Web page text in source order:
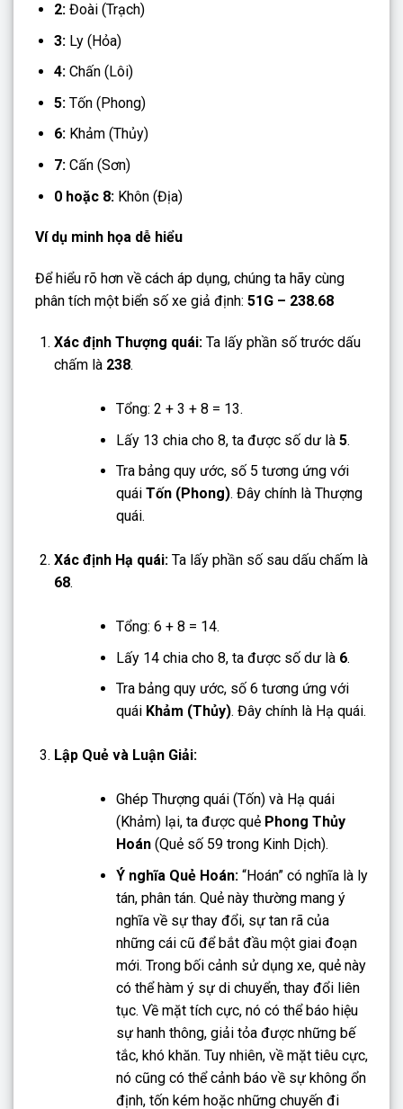
2:Đoài (Trạch)
3:Ly (Hỏa)
4:Chấn (Lôi)
5:Tốn (Phong)
6:Khảm (Thủy)
7:Cấn (Sơn)
0 hoặc 8:Khôn (Địa)
Ví dụ minh họa dễ hiểu
Để hiểu rõ hơn về cách áp dụng, chúng ta hãy cùng
phân tích một biển số xe giả định: 51G – 238.68
Xác định Thượng quái:Ta lấy phần số trước dấu
chấm là 238.
Tổng: 2 + 3 + 8 = 13.
Lấy 13 chia cho 8, ta được số dư là 5.
Tra bảng quy ước, số 5 tương ứng với
quái Tốn (Phong). Đây chính là Thượng
quái.
Xác định Hạ quái:Ta lấy phần số sau dấu chấm là
68.
Tổng: 6 + 8 = 14.
Lấy 14 chia cho 8, ta được số dư là 6.
Tra bảng quy ước, số 6 tương ứng với
quái Khảm (Thủy). Đây chính là Hạ quái.
Lập Quẻ và Luận Giải:
Ghép Thượng quái (Tốn) và Hạ quái
(Khảm) lại, ta được quẻ Phong Thủy
Hoán(Quẻ số 59 trong Kinh Dịch).
Ý nghĩa Quẻ Hoán:“Hoán” có nghĩa là ly
tán, phân tán. Quẻ này thường mang ý
nghĩa về sự thay đổi, sự tan rã của
những cái cũ để bắt đầu một giai đoạn
mới. Trong bối cảnh sử dụng xe, quẻ này
có thể hàm ý sự di chuyển, thay đổi liên
tục. Về mặt tích cực, nó có thể báo hiệu
sự hanh thông, giải tỏa được những bế
tắc, khó khăn. Tuy nhiên, về mặt tiêu cực,
nó cũng có thể cảnh báo về sự không ổn
định, tốn kém hoặc những chuyến đi